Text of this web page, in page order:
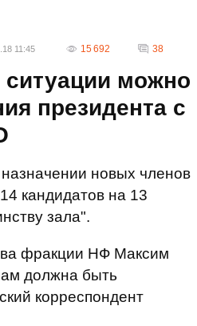
11:45 15 692 38
можно
президента с
новых членов
кандидатов на 13
зала".
фракции НФ Максим
должна быть
корреспондент